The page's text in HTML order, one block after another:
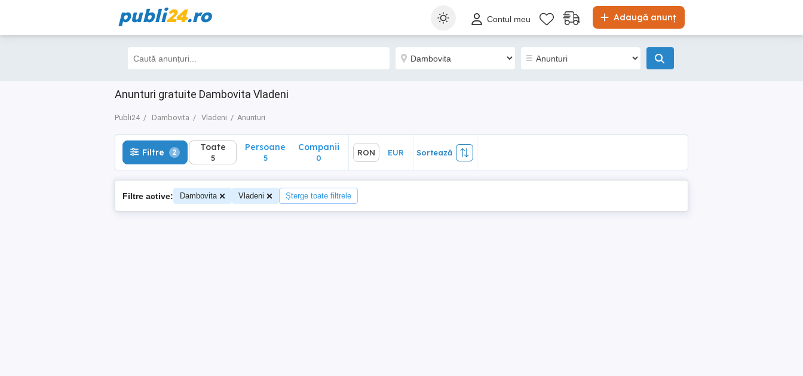
publi24.ro Adaugă anunț
Contul meu
Anunturi gratuite Dambovita Vladeni
Publi24 Dambovita Vladeni Anunturi
Filtre 2 Toate
5
Sortează
Filtre 2 Toate
5
Persoane
5
Companii
0
RON EUR Sortează
Filtre active: Dambovita Vladeni Șterge toate filtrele